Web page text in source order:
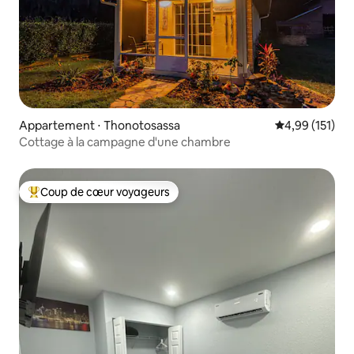
Appartement ⋅ Thonotosassa Évaluation
4,99 (151)
Cottage à la campagne d'une chambre
Coups de cœur voyageurs les plus appréciés
Coup de cœur voyageurs